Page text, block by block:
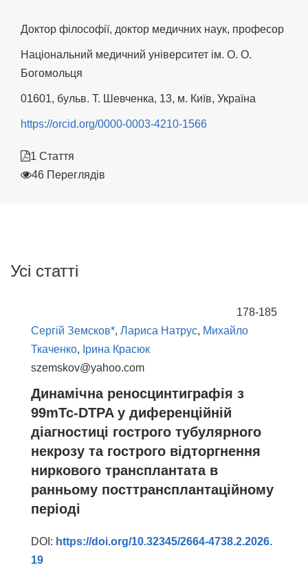
Доктор філософії, доктор медичних наук, професор
Національний медичний університет ім. О. О.
Богомольця
01601, бульв. Т. Шевченка, 13, м. Київ, Україна
https://orcid.org/0000-0003-4210-1566
1 Стаття
46 Переглядів
Усі статті
178-185
Сергій Земсков*, Лариса Натрус, Михайло
Ткаченко, Ірина Красюк
szemskov@yahoo.com
Динамічна реносцинтиграфія з
99mTc-DTPA у диференційній
діагностиці гострого тубулярного
некрозу та гострого відторгнення
ниркового трансплантата в
ранньому посттрансплантаційному
періоді
DOI: https://doi.org/10.32345/2664-4738.2.2026.
19